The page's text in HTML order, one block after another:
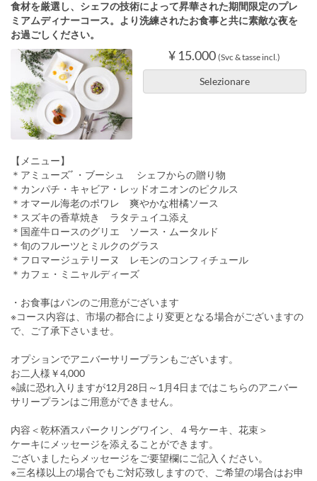
食材を厳選し、シェフの技術によって昇華された期間限定のプレ
ミアムディナーコース。より洗練されたお食事と共に素敵な夜を
お過ごしください。
¥ 15.000 (Svc & tasse incl.)
Selezionare
【メニュー】
＊アミューズﾞ・ブーシュ シェフからの贈り物
＊カンパチ・キャビア・レッドオニオンのピクルス
＊オマール海老のポワレ 爽やかな柑橘ソース
＊スズキの香草焼き ラタテュイユ添え
＊国産牛ロースのグリエ ソース・ムータルド
＊旬のフルーツとミルクのグラス
＊フロマージュテリーヌ レモンのコンフィチュール
＊カフェ・ミニャルディーズ
・お食事はパンのご用意がございます
※コース内容は、市場の都合により変更となる場合がございますの
で、ご了承下さいませ。
オプションでアニバーサリープランもございます。
お二人様￥4,000
※誠に恐れ入りますが12月28日～1月4日まではこちらのアニバー
サリープランはご用意ができません。
内容＜乾杯酒スパークリングワイン、４号ケーキ、花束＞
ケーキにメッセージを添えることができます。
ございましたらメッセージをご要望欄にご記入ください。
※三名様以上の場合でもご対応致しますので、ご希望の場合はお申